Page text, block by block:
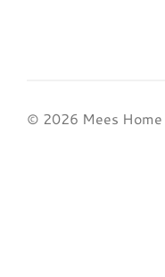
© 2026 Mees